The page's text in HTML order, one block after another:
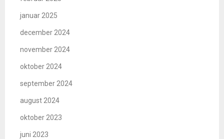
januar 2025
december 2024
november 2024
oktober 2024
september 2024
august 2024
oktober 2023
juni 2023